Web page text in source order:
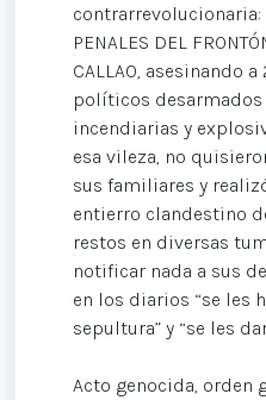
contrarrevolucionaria:
PENALES DEL
CALLAO, asesinando
políticos
incendiarias y
esa vileza, no
sus familiares y
entierro clandestino
restos en diversas
notificar nada a sus
en los diarios “se les
sepultura” y “se les
Acto genocida, orden